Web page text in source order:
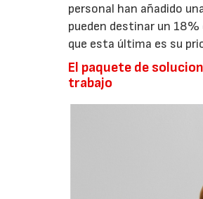
personal han añadido
pueden destinar un
que esta última es su
El paquete de
trabajo